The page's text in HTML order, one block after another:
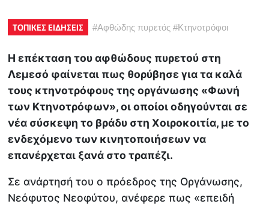
ΤΟΠΙΚΕΣ ΕΙΔΗΣΕΙΣ #Αφθώδης πυρετός #Κτηνοτρόφοι
Η επέκταση του αφθώδους πυρετού στη
Λεμεσό φαίνεται πως θορύβησε για τα καλά
τους κτηνοτρόφους της οργάνωσης «Φωνή
των Κτηνοτρόφων», οι οποίοι οδηγούνται σε
νέα σύσκεψη το βράδυ στη Χοιροκοιτία, με το
ενδεχόμενο των κινητοποιήσεων να
επανέρχεται ξανά στο τραπέζι.
Σε ανάρτησή του ο πρόεδρος της Οργάνωσης,
Νεόφυτος Νεοφύτου, ανέφερε πως «επειδή